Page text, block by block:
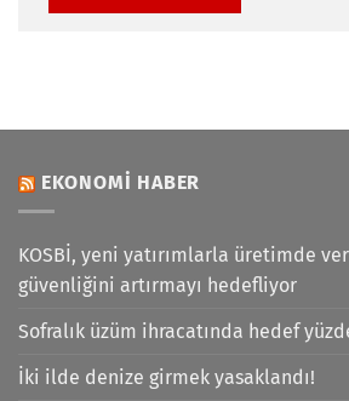
EKONOMI HABER
KOSBİ, yeni yatırımlarla üretimde
güvenliğini artırmayı hedefliyor
Sofralık üzüm ihracatında hedef
İki ilde denize girmek yasaklandı!